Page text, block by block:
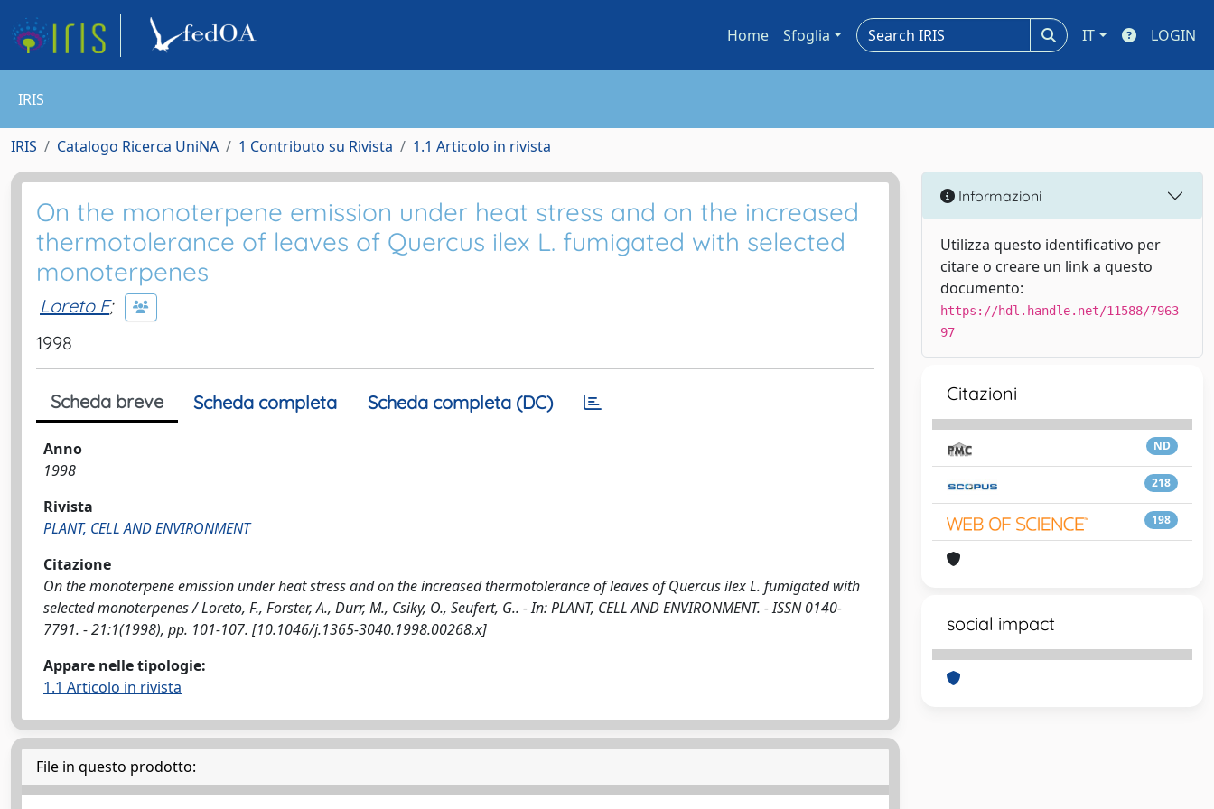
Home Sfoglia IT LOGIN
IRIS
IRIS Catalogo Ricerca UniNA 1 Contributo su Rivista 1.1 Articolo in rivista
On the monoterpene emission under heat stress and on the increased
thermotolerance of leaves of Quercus ilex L. fumigated with selected
monoterpenes
Loreto F;
1998
Scheda breve Scheda completa Scheda completa (DC)
Anno
1998
Rivista
PLANT, CELL AND ENVIRONMENT
Citazione
On the monoterpene emission under heat stress and on the increased thermotolerance of leaves of Quercus ilex L. fumigated with
selected monoterpenes / Loreto, F., Forster, A., Durr, M., Csiky, O., Seufert, G.. - In: PLANT, CELL AND ENVIRONMENT. - ISSN 0140-
7791. - 21:1(1998), pp. 101-107. [10.1046/j.1365-3040.1998.00268.x]
Appare nelle tipologie:
1.1 Articolo in rivista
File in questo prodotto:
Informazioni
Utilizza questo identificativo per
citare o creare un link a questo
documento:
https://hdl.handle.net/11588/7963
97
Citazioni
ND
218
198
social impact